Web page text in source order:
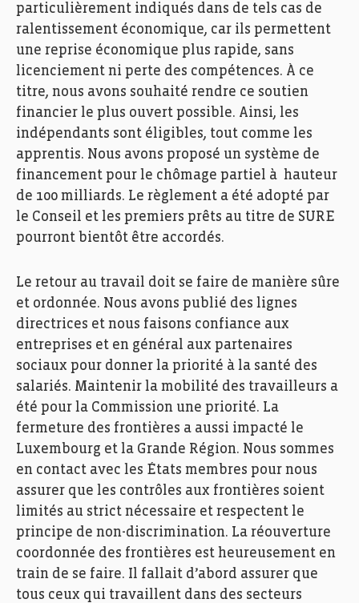
particulièrement indiqués dans de tels cas de
ralentissement économique, car ils permettent
une reprise économique plus rapide, sans
licenciement ni perte des compétences. À ce
titre, nous avons souhaité rendre ce soutien
financier le plus ouvert possible. Ainsi, les
indépendants sont éligibles, tout comme les
apprentis. Nous avons proposé un système de
financement pour le chômage partiel à hauteur
de 100 milliards. Le règlement a été adopté par
le Conseil et les premiers prêts au titre de SURE
pourront bientôt être accordés.
Le retour au travail doit se faire de manière sûre
et ordonnée. Nous avons publié des lignes
directrices et nous faisons confiance aux
entreprises et en général aux partenaires
sociaux pour donner la priorité à la santé des
salariés. Maintenir la mobilité des travailleurs a
été pour la Commission une priorité. La
fermeture des frontières a aussi impacté le
Luxembourg et la Grande Région. Nous sommes
en contact avec les États membres pour nous
assurer que les contrôles aux frontières soient
limités au strict nécessaire et respectent le
principe de non-discrimination. La réouverture
coordonnée des frontières est heureusement en
train de se faire. Il fallait d’abord assurer que
tous ceux qui travaillent dans des secteurs